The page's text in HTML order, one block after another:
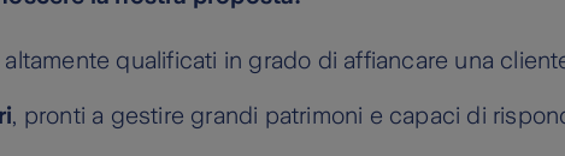
altamente qualificati in grado di affiancare una
, pronti a gestire grandi patrimoni e capaci di